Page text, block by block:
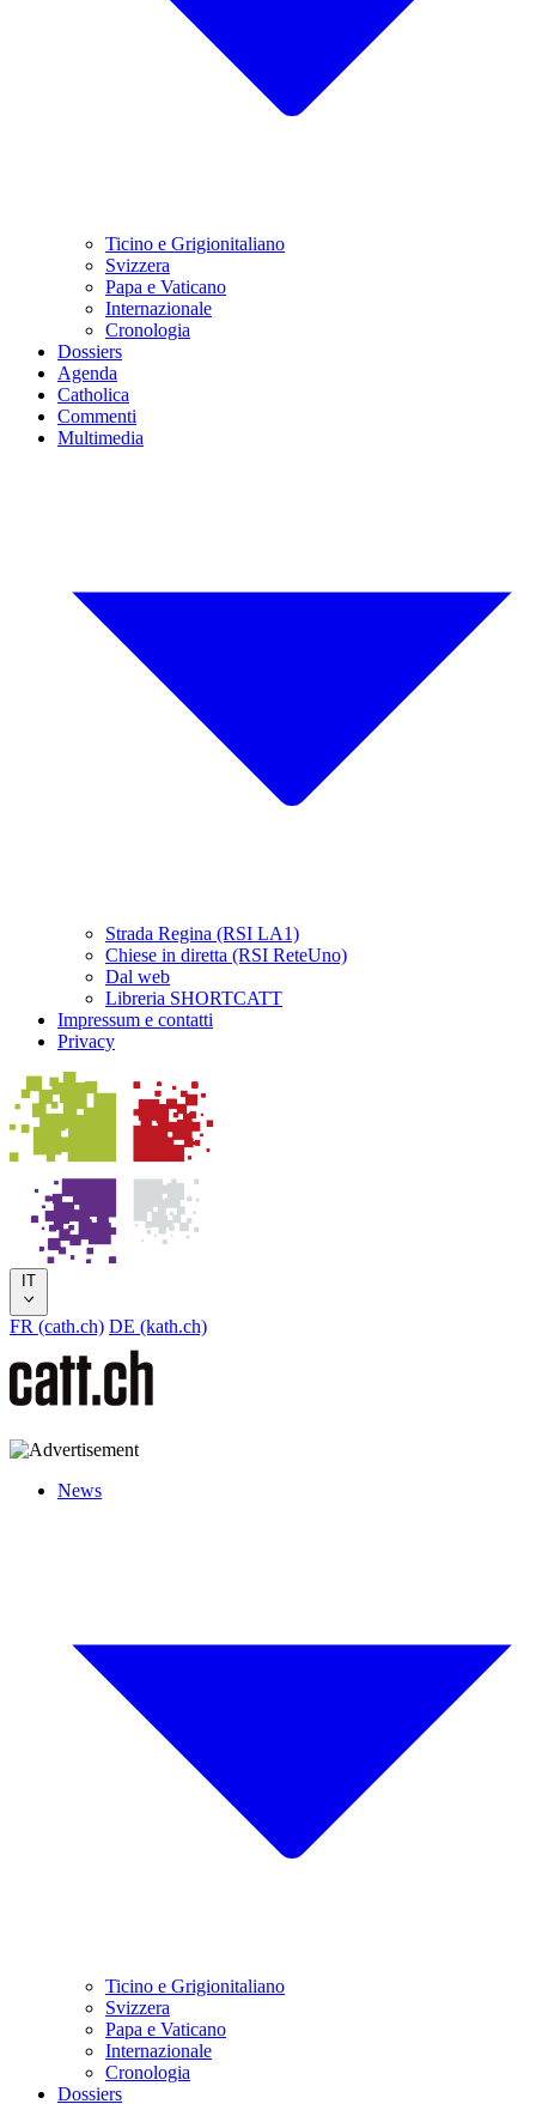
Ticino e Grigionitaliano
Svizzera
Papa e Vaticano
Internazionale
Cronologia
Dossiers
Agenda
Catholica
Commenti
Multimedia
Strada Regina (RSI LA1)
Chiese in diretta (RSI ReteUno)
Dal web
Libreria SHORTCATT
Impressum e contatti
Privacy
IT
FR (cath.ch) DE (kath.ch)
News
Ticino e Grigionitaliano
Svizzera
Papa e Vaticano
Internazionale
Cronologia
Dossiers